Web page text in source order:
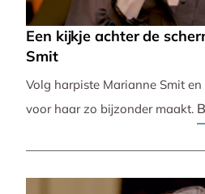
Een kijkje achter de
Smit
Volg harpiste Marianne Smit
voor haar zo bijzonder maakt.